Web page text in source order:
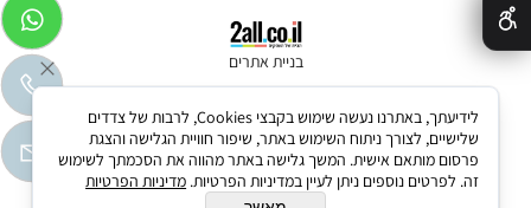
בניית אתרים
לידיעתך, באתרנו נעשה שימוש בקבצי Cookies, לרבות של צדדים
שלישיים, לצורך ניתוח השימוש באתר, שיפור חוויית הגלישה והצגת
פרסום מותאם אישית. המשך גלישה באתר מהווה את הסכמתך לשימוש
זה. לפרטים נוספים ניתן לעיין במדיניות הפרטיות. מדיניות הפרטיות